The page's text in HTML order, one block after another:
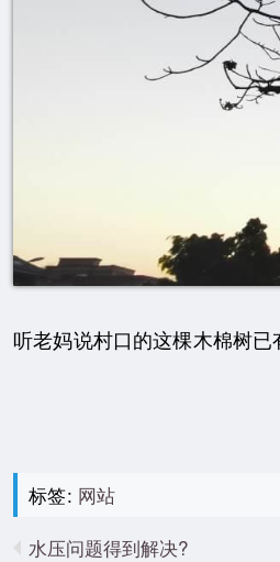
听老妈说村口的这棵木棉树已
标签: 网站
水压问题得到解决?